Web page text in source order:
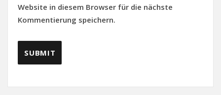
Website in diesem Browser für die nächste
Kommentierung speichern.